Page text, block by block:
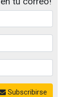
Subscribirse